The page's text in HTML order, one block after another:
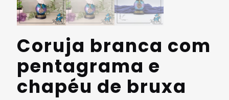
Coruja branca com
pentagrama e
chapéu de bruxa